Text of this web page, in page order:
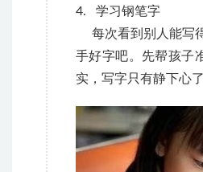
4. 学习钢笔字
每次看到别人能写
手好字吧。先帮孩子
实，写字只有静下心